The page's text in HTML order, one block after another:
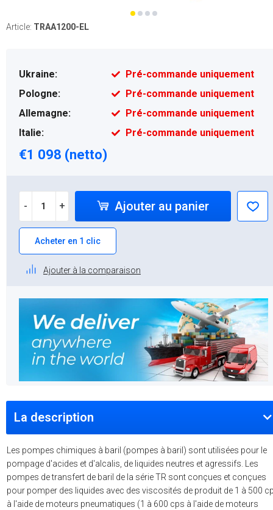
Article: TRAA1200-EL
Ukraine:
Pré-commande uniquement
Pologne:
Pré-commande uniquement
Allemagne:
Pré-commande uniquement
Italie:
Pré-commande uniquement
€1 098 (netto)
- + Ajouter au panier
Acheter en 1 clic
Ajouter à la comparaison
La description
Les pompes chimiques à baril (pompes à baril) sont utilisées pour le
pompage d'acides et d'alcalis, de liquides neutres et agressifs. Les
pompes de transfert de baril de la série TR sont conçues et conçues
pour pomper des liquides avec des viscosités de produit de 1 à 500
à l'aide de moteurs pneumatiques (1 à 600 cps à l'aide de moteurs